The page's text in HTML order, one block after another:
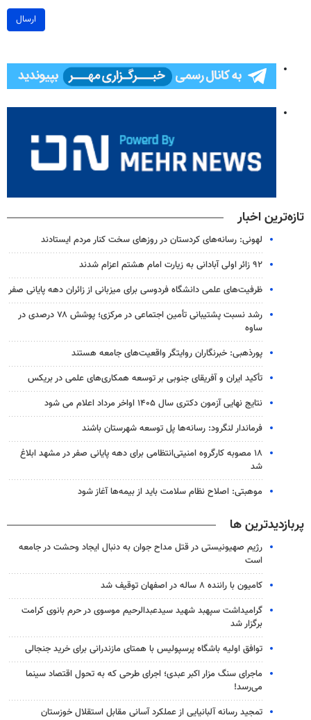
ارسال
تازه‌ترین اخبار
لهونی: رسانه‌های کردستان در روزهای سخت کنار مردم ایستادند
۹۲ زائر اولی آبادانی به زیارت امام هشتم اعزام شدند
ظرفیت‌های علمی دانشگاه فردوسی برای میزبانی از زائران دهه پایانی صفر
رشد نسبت پشتیبانی تأمین اجتماعی در مرکزی؛ پوشش ۷۸ درصدی در
ساوه
پورذهبی: خبرنگاران روایتگر واقعیت‌های جامعه‌ هستند
تأکید ایران و آفریقای جنوبی بر توسعه همکاری‌های علمی در بریکس
نتایج نهایی آزمون دکتری سال ۱۴۰۵ اواخر مرداد اعلام می شود
فرماندار لنگرود: رسانه‌ها پل توسعه شهرستان باشند
۱۸ مصوبه کارگروه امنیتی‌انتظامی برای دهه پایانی صفر در مشهد ابلاغ
شد
موهبتی: اصلاح نظام سلامت باید از بیمه‌ها آغاز شود
پربازدیدترین ها
رژیم صهیونیستی در قتل مداح جوان به دنبال ایجاد وحشت در جامعه
است
کامیون با راننده ۸ ساله در اصفهان توقیف شد
گرامیداشت سپهبد شهید سیدعبدالرحیم موسوی در حرم بانوی کرامت
برگزار شد
توافق اولیه باشگاه پرسپولیس با همتای مازندرانی برای خرید جنجالی
ماجرای سنگ مزار اکبر عبدی؛ اجرای طرحی که به تحول اقتصاد سینما
می‌رسد!
تمجید رسانه آلبانیایی از عملکرد آسانی مقابل استقلال خوزستان